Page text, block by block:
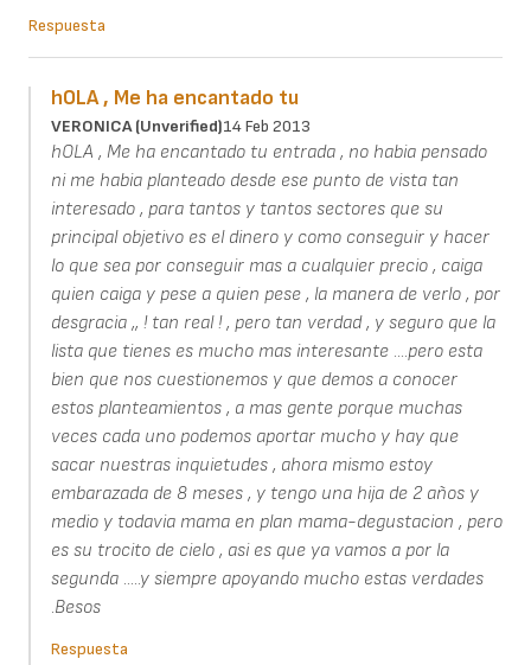
Respuesta
hOLA , Me ha encantado tu
VERONICA (unverified)14 Feb 2013
hOLA , Me ha encantado tu entrada , no habia pensado
ni me habia planteado desde ese punto de vista tan
interesado , para tantos y tantos sectores que su
principal objetivo es el dinero y como conseguir y hacer
lo que sea por conseguir mas a cualquier precio , caiga
quien caiga y pese a quien pese , la manera de verlo , por
desgracia ,, ! tan real ! , pero tan verdad , y seguro que la
lista que tienes es mucho mas interesante ....pero esta
bien que nos cuestionemos y que demos a conocer
estos planteamientos , a mas gente porque muchas
veces cada uno podemos aportar mucho y hay que
sacar nuestras inquietudes , ahora mismo estoy
embarazada de 8 meses , y tengo una hija de 2 años y
medio y todavia mama en plan mama-degustacion , pero
es su trocito de cielo , asi es que ya vamos a por la
segunda .....y siempre apoyando mucho estas verdades
.Besos
Respuesta